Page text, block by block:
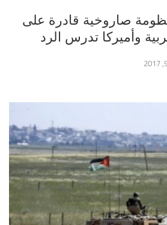
صاروخية قادرة على
وأميركا تدرس الرد